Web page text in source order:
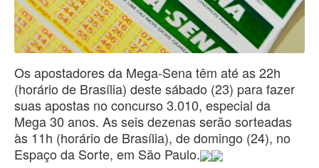
Os apostadores da Mega-Sena têm até as 22h
(horário de Brasília) deste sábado (23) para fazer
suas apostas no concurso 3.010, especial da
Mega 30 anos. As seis dezenas serão sorteadas
às 11h (horário de Brasília), de domingo (24), no
Espaço da Sorte, em São Paulo.